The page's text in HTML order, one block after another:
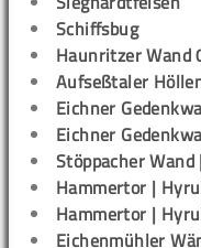
Schiffsbug
Haunritzer Wand
Aufseßtaler
Eichner
Eichner
Stöppacher
Hammertor |
Hammertor |
Eichenmühler